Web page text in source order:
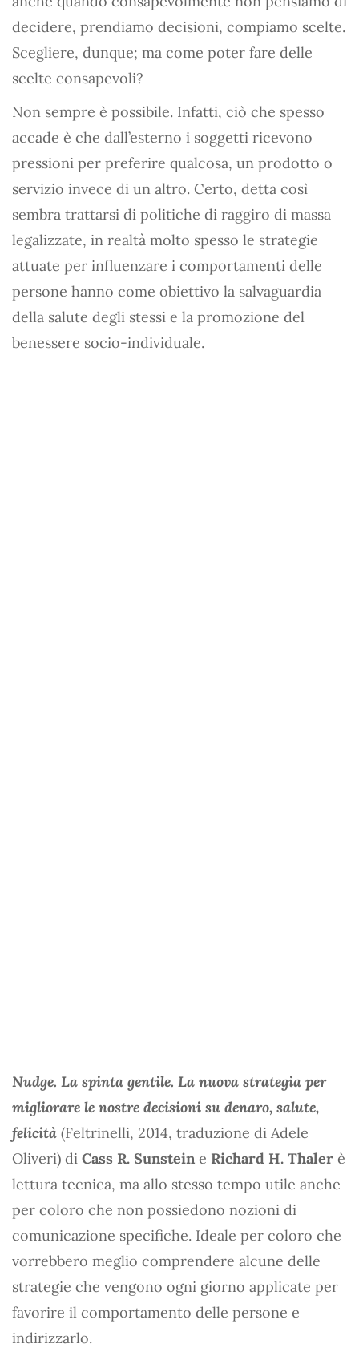
decidere, prendiamo decisioni, compiamo scelte.
Scegliere, dunque; ma come poter fare delle
scelte consapevoli?
Non sempre è possibile. Infatti, ciò che spesso
accade è che dall’esterno i soggetti ricevono
pressioni per preferire qualcosa, un prodotto o
servizio invece di un altro. Certo, detta così
sembra trattarsi di politiche di raggiro di massa
legalizzate, in realtà molto spesso le strategie
attuate per influenzare i comportamenti delle
persone hanno come obiettivo la salvaguardia
della salute degli stessi e la promozione del
benessere socio-individuale.
Nudge. La spinta gentile. La nuova strategia per
migliorare le nostre decisioni su denaro, salute,
felicità (Feltrinelli, 2014, traduzione di Adele
Oliveri) di Cass R. Sunstein e Richard H. Thaler è
lettura tecnica, ma allo stesso tempo utile anche
per coloro che non possiedono nozioni di
comunicazione specifiche. Ideale per coloro che
vorrebbero meglio comprendere alcune delle
strategie che vengono ogni giorno applicate per
favorire il comportamento delle persone e
indirizzarlo.